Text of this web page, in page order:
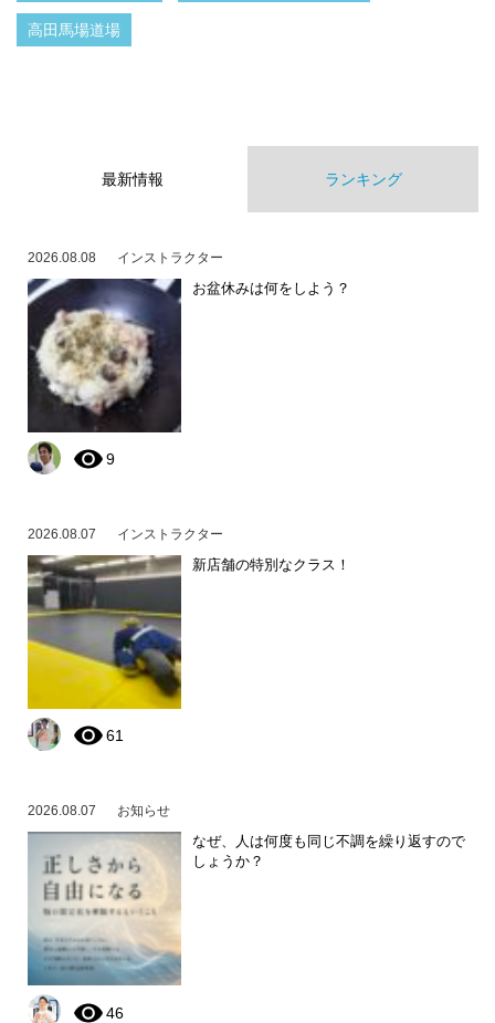
高田馬場道場
最新情報 ランキング
2026.08.08 インストラクター
お盆休みは何をしよう？
9
2026.08.07 インストラクター
新店舗の特別なクラス！
61
2026.08.07 お知らせ
なぜ、人は何度も同じ不調を繰り返すので
しょうか？
46